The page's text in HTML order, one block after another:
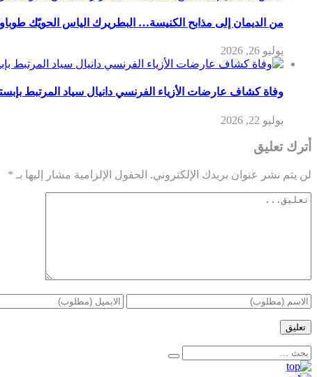
من الديمان إلى مذابح الكنيسة… البطريرك الياس الحويّك
يوليو 26, 2026
وفاة كشاف عارضات الأزياء الفرنسي دانيال سياد المرتبط
يوليو 22, 2026
أترك تعليق
لن يتم نشر عنوان بريدك الإلكتروني. الحقول الإلزامية مشار إليها بـ *